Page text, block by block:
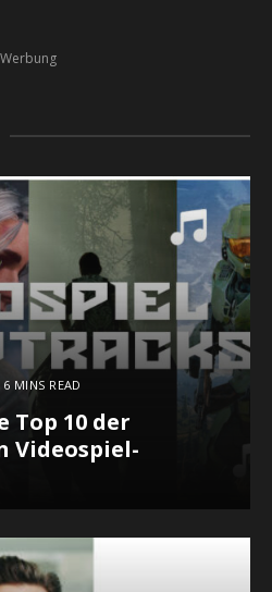
Werbung
6 MINS READ
Top 10 der
Videospiel-